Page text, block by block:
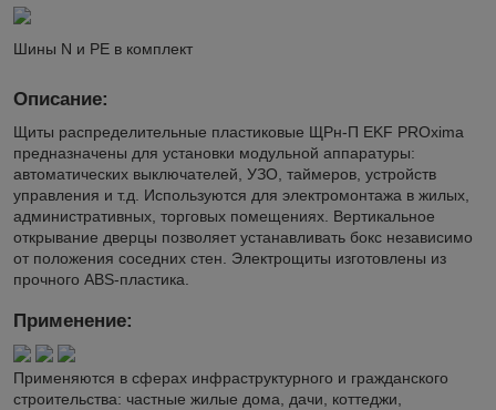
Шины N и PE в комплект
Описание:
Щиты распределительные пластиковые ЩРн-П EKF PROxima
предназначены для установки модульной аппаратуры:
автоматических выключателей, УЗО, таймеров, устройств
управления и т.д. Используются для электромонтажа в жилых,
административных, торговых помещениях. Вертикальное
открывание дверцы позволяет устанавливать бокс независимо
от положения соседних стен. Электрощиты изготовлены из
прочного ABS-пластика.
Применение:
Применяются в сферах инфраструктурного и гражданского
строительства: частные жилые дома, дачи, коттеджи,